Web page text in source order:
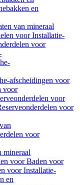
en
van mineraal
voor Installatie-
voor
afscheidingen voor
voor
voor
voor
voor
mineraal
voor Baden voor
voor Installatie-
en